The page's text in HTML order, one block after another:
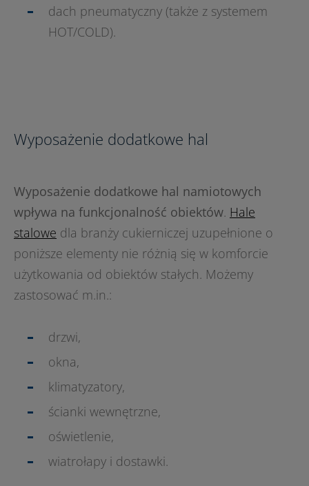
dach pneumatyczny (także z systemem
HOT/COLD).
Wyposażenie dodatkowe hal
Wyposażenie dodatkowe hal namiotowych
wpływa na funkcjonalność obiektów. Hale
stalowe dla branży cukierniczej uzupełnione o
poniższe elementy nie różnią się w komforcie
użytkowania od obiektów stałych. Możemy
zastosować m.in.:
drzwi,
okna,
klimatyzatory,
ścianki wewnętrzne,
oświetlenie,
wiatrołapy i dostawki.